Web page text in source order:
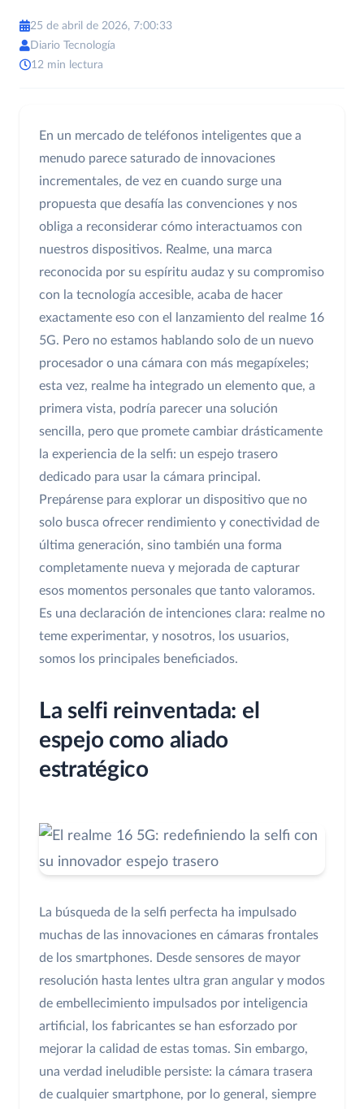
25 de abril de 2026, 7:00:33
Diario Tecnología
12 min lectura
En un mercado de teléfonos inteligentes que a
menudo parece saturado de innovaciones
incrementales, de vez en cuando surge una
propuesta que desafía las convenciones y nos
obliga a reconsiderar cómo interactuamos con
nuestros dispositivos. Realme, una marca
reconocida por su espíritu audaz y su compromiso
con la tecnología accesible, acaba de hacer
exactamente eso con el lanzamiento del realme 16
5G. Pero no estamos hablando solo de un nuevo
procesador o una cámara con más megapíxeles;
esta vez, realme ha integrado un elemento que, a
primera vista, podría parecer una solución
sencilla, pero que promete cambiar drásticamente
la experiencia de la selfi: un espejo trasero
dedicado para usar la cámara principal.
Prepárense para explorar un dispositivo que no
solo busca ofrecer rendimiento y conectividad de
última generación, sino también una forma
completamente nueva y mejorada de capturar
esos momentos personales que tanto valoramos.
Es una declaración de intenciones clara: realme no
teme experimentar, y nosotros, los usuarios,
somos los principales beneficiados.
La selfi reinventada: el
espejo como aliado
estratégico
La búsqueda de la selfi perfecta ha impulsado
muchas de las innovaciones en cámaras frontales
de los smartphones. Desde sensores de mayor
resolución hasta lentes ultra gran angular y modos
de embellecimiento impulsados por inteligencia
artificial, los fabricantes se han esforzado por
mejorar la calidad de estas tomas. Sin embargo,
una verdad ineludible persiste: la cámara trasera
de cualquier smartphone, por lo general, siempre